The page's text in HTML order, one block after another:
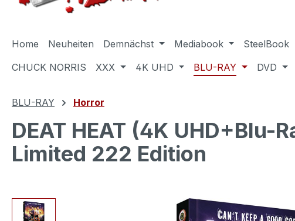
Home Neuheiten Demnächst Mediabook SteelBook
CHUCK NORRIS
XXX 4K UHD BLU-RAY DVD
BLU-RAY Horror
DEAT HEAT (4K UHD+Blu-
Limited 222 Edition
Bildergalerie überspringen